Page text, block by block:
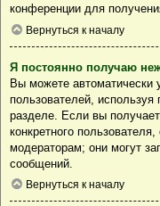
конференции для
Вернуться к началу
Я постоянно получаю
Вы можете автоматически
пользователей,
разделе. Если вы
конкретного
модераторам; они могут
сообщений.
Вернуться к началу